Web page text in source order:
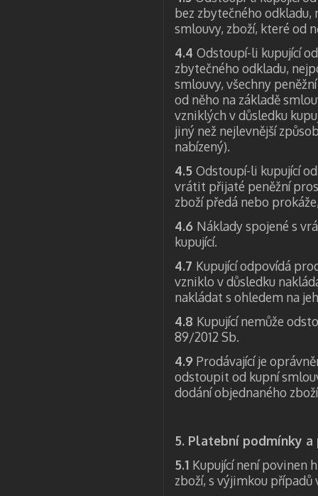
bez zbytečného
smlouvy, zboží, které od
4.4Odstoupí-li kupující
zbytečného odkladu,
smlouvy, všechny
od něho na základě
vzniklých v důsledku
jiný než nejlevnější
nabízený).
4.5Odstoupí-li kupující
vrátit přijaté peněžní
zboží předá nebo
4.6 Náklady spojené s
kupující.
4.7 Kupující odpovídá
vzniklo v důsledku
nakládat s ohledem na
4.8 Kupující nemůže
89/2012 Sb.
4.9 Prodávající je
odstoupit od kupní
dodání objednaného
5. Platební podmínky
5.1 Kupující není povinen
zboží, s výjimkou